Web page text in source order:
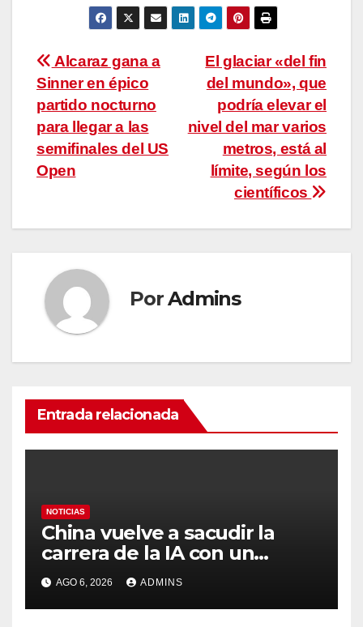
Navegación
de
entradas
El glaciar «del fin
del mundo», que
podría elevar el
nivel del mar varios
metros, está al
límite, según los
científicos
Alcaraz gana a
Sinner en épico
partido nocturno
para llegar a las
semifinales del US
Open
PorAdmins
Entrada relacionada
NOTICIAS
China vuelve a sacudir la
carrera de la IA con un
modelo capaz de trabajar
durante días sin intervención
humana
AGO 6, 2026 ADMINS